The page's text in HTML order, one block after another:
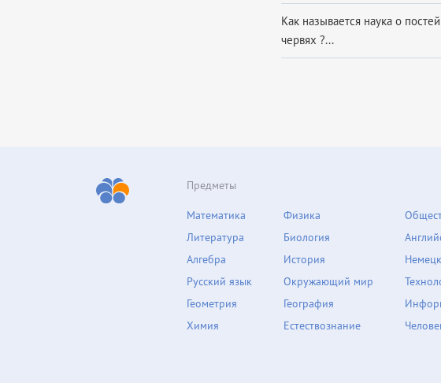
Как называется наука о
червях ?...
Предметы
Математика
Литература
Алгебра
Русский язык
Геометрия
Химия
Физика
Биология
История
Окружающий мир
География
Естествознание